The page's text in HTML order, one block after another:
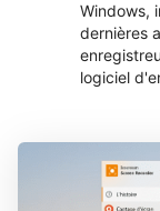
Windows,
dernières
logiciel